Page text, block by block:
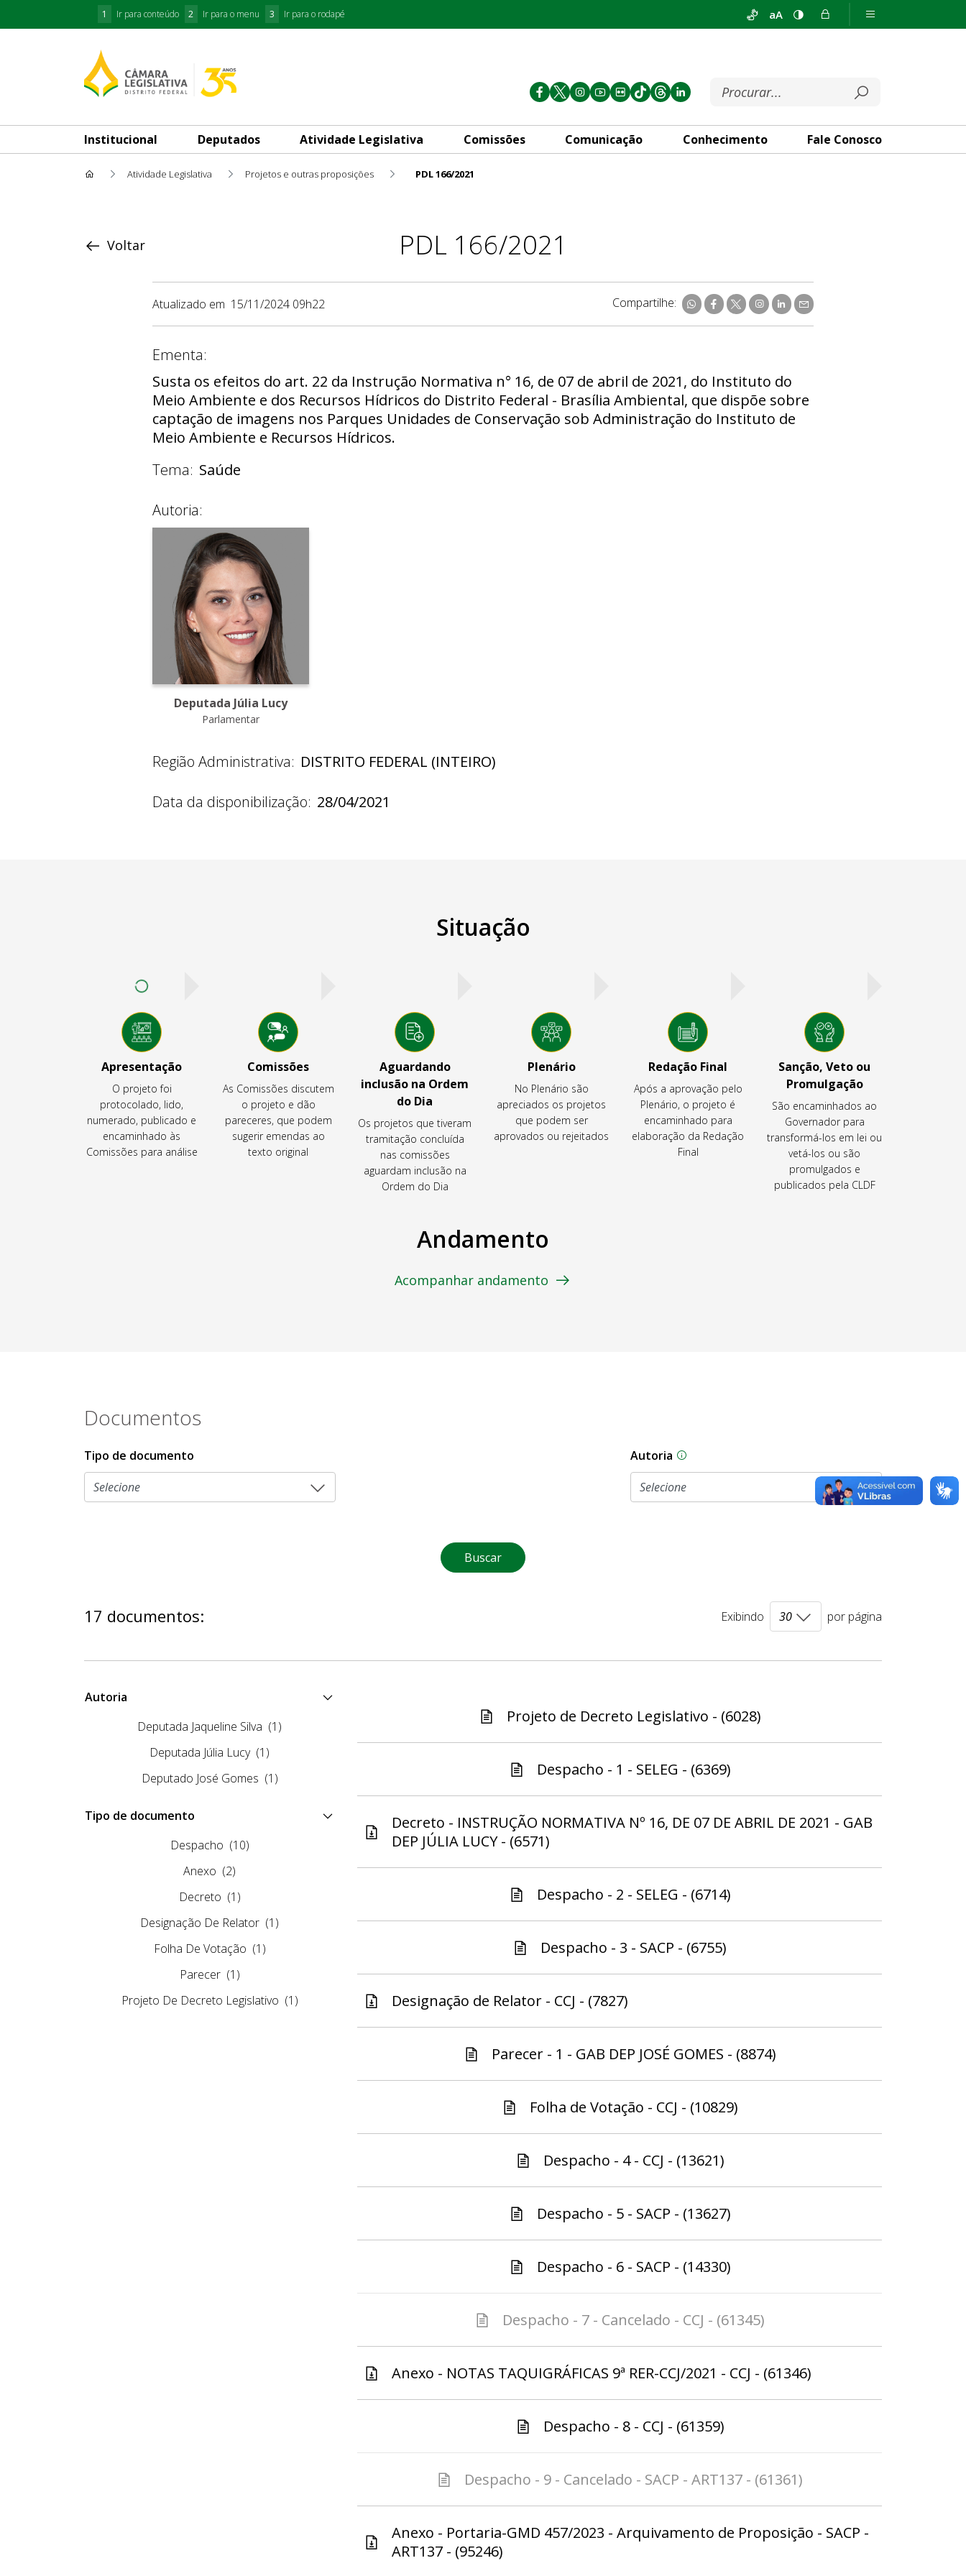
1 Ir para conteúdo 2 Ir para o menu 3 Ir para o rodapé aA
Institucional Deputados Atividade Legislativa Comissões Comunicação Conhecimento Fale Conosco
Atividade Legislativa Projetos e outras proposições PDL 166/2021
PDL 166/2021
Voltar
Atualizado em 15/11/2024 09h22 Compartilhe:
Ementa:
Susta os efeitos do art. 22 da Instrução Normativa n° 16, de 07 de abril de 2021, do Instituto do
Meio Ambiente e dos Recursos Hídricos do Distrito Federal - Brasília Ambiental, que dispõe sobre
captação de imagens nos Parques Unidades de Conservação sob Administração do Instituto de
Meio Ambiente e Recursos Hídricos.
Tema: Saúde
Autoria:
Deputada Júlia Lucy
Parlamentar
Região Administrativa: DISTRITO FEDERAL (INTEIRO)
Data da disponibilização: 28/04/2021
Situação
Apresentação
O projeto foi
protocolado, lido,
numerado, publicado e
encaminhado às
Comissões para análise
Comissões
As Comissões discutem
o projeto e dão
pareceres, que podem
sugerir emendas ao
texto original
Aguardando
inclusão na Ordem
do Dia
Os projetos que tiveram
tramitação concluída
nas comissões
aguardam inclusão na
Ordem do Dia
Plenário
No Plenário são
apreciados os projetos
que podem ser
aprovados ou rejeitados
Redação Final
Após a aprovação pelo
Plenário, o projeto é
encaminhado para
elaboração da Redação
Final
Sanção, Veto ou
Promulgação
São encaminhados ao
Governador para
transformá-los em lei ou
vetá-los ou são
promulgados e
publicados pela CLDF
Andamento
Acompanhar andamento
Documentos
Tipo de documento Autoria As proposições legislativas na CLDF podem ser
Buscar
17 documentos: Exibindo por página
Autoria
Deputada Jaqueline Silva (1)
Deputada Júlia Lucy (1)
Deputado José Gomes (1)
Tipo de documento
Despacho (10)
Anexo (2)
Decreto (1)
Designação De Relator (1)
Folha De Votação (1)
Parecer (1)
Projeto De Decreto Legislativo (1)
Projeto de Decreto Legislativo - (6028)
Despacho - 1 - SELEG - (6369)
Decreto - INSTRUÇÃO NORMATIVA Nº 16, DE 07 DE ABRIL DE 2021 - GAB
DEP JÚLIA LUCY - (6571)
Despacho - 2 - SELEG - (6714)
Despacho - 3 - SACP - (6755)
Designação de Relator - CCJ - (7827)
Parecer - 1 - GAB DEP JOSÉ GOMES - (8874)
Folha de Votação - CCJ - (10829)
Despacho - 4 - CCJ - (13621)
Despacho - 5 - SACP - (13627)
Despacho - 6 - SACP - (14330)
Despacho - 7 - Cancelado - CCJ - (61345)
Anexo - NOTAS TAQUIGRÁFICAS 9ª RER-CCJ/2021 - CCJ - (61346)
Despacho - 8 - CCJ - (61359)
Despacho - 9 - Cancelado - SACP - ART137 - (61361)
Anexo - Portaria-GMD 457/2023 - Arquivamento de Proposição - SACP -
ART137 - (95246)